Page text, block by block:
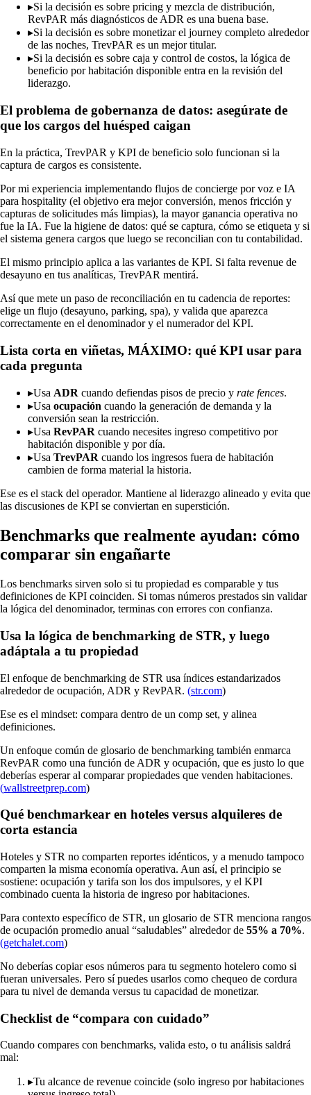
▸Si la decisión es sobre pricing y mezcla de distribución,
RevPAR más diagnósticos de ADR es una buena base.
▸Si la decisión es sobre monetizar el journey completo alrededor
de las noches, TrevPAR es un mejor titular.
▸Si la decisión es sobre caja y control de costos, la lógica de
beneficio por habitación disponible entra en la revisión del
liderazgo.
El problema de gobernanza de datos: asegúrate de
que los cargos del huésped caigan
En la práctica, TrevPAR y KPI de beneficio solo funcionan si la
captura de cargos es consistente.
Por mi experiencia implementando flujos de concierge por voz e IA
para hospitality (el objetivo era mejor conversión, menos fricción y
capturas de solicitudes más limpias), la mayor ganancia operativa no
fue la IA. Fue la higiene de datos: qué se captura, cómo se etiqueta y si
el sistema genera cargos que luego se reconcilian con tu contabilidad.
El mismo principio aplica a las variantes de KPI. Si falta revenue de
desayuno en tus analíticas, TrevPAR mentirá.
Así que mete un paso de reconciliación en tu cadencia de reportes:
elige un flujo (desayuno, parking, spa), y valida que aparezca
correctamente en el denominador y el numerador del KPI.
Lista corta en viñetas, MÁXIMO: qué KPI usar para
cada pregunta
▸Usa ADR cuando defiendas pisos de precio y rate fences.
▸Usa ocupación cuando la generación de demanda y la
conversión sean la restricción.
▸Usa RevPAR cuando necesites ingreso competitivo por
habitación disponible y por día.
▸Usa TrevPAR cuando los ingresos fuera de habitación
cambien de forma material la historia.
Ese es el stack del operador. Mantiene al liderazgo alineado y evita que
las discusiones de KPI se conviertan en superstición.
Benchmarks que realmente ayudan: cómo
comparar sin engañarte
Los benchmarks sirven solo si tu propiedad es comparable y tus
definiciones de KPI coinciden. Si tomas números prestados sin validar
la lógica del denominador, terminas con errores con confianza.
Usa la lógica de benchmarking de STR, y luego
adáptala a tu propiedad
El enfoque de benchmarking de STR usa índices estandarizados
alrededor de ocupación, ADR y RevPAR. (str.com)
Ese es el mindset: compara dentro de un comp set, y alinea
definiciones.
Un enfoque común de glosario de benchmarking también enmarca
RevPAR como una función de ADR y ocupación, que es justo lo que
deberías esperar al comparar propiedades que venden habitaciones.
(wallstreetprep.com)
Qué benchmarkear en hoteles versus alquileres de
corta estancia
Hoteles y STR no comparten reportes idénticos, y a menudo tampoco
comparten la misma economía operativa. Aun así, el principio se
sostiene: ocupación y tarifa son los dos impulsores, y el KPI
combinado cuenta la historia de ingreso por habitaciones.
Para contexto específico de STR, un glosario de STR menciona rangos
de ocupación promedio anual “saludables” alrededor de 55% a 70%.
(getchalet.com)
No deberías copiar esos números para tu segmento hotelero como si
fueran universales. Pero sí puedes usarlos como chequeo de cordura
para tu nivel de demanda versus tu capacidad de monetizar.
Checklist de “compara con cuidado”
Cuando compares con benchmarks, valida esto, o tu análisis saldrá
mal:
▸Tu alcance de revenue coincide (solo ingreso por habitaciones